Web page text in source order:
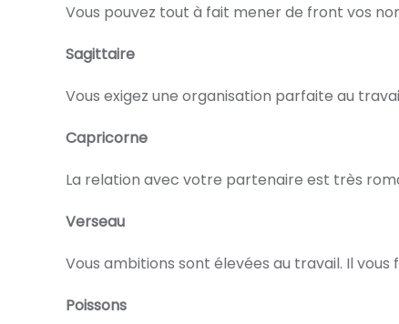
Vous pouvez tout à fait mener de front vos
Sagittaire
Vous exigez une organisation parfaite au
Capricorne
La relation avec votre partenaire est très
Verseau
Vous ambitions sont élevées au travail. Il
Poissons